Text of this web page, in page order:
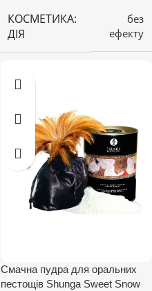
КОСМЕТИКА:
ДІЯ
без
ефекту
Смачна пудра для оральних
пестощів Shunga Sweet Snow